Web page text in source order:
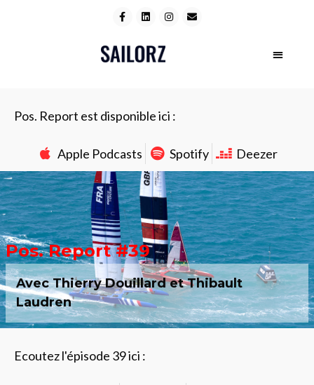
Pos. Report est disponible ici :
Apple Podcasts Spotify Deezer
Pos. Report #39
Avec Thierry Douillard et Thibault
Laudren
Ecoutez l'épisode 39 ici :